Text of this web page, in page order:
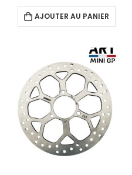
AJOUTER AU PANIER